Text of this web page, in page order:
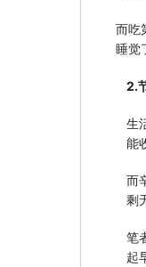
而吃
睡觉
2.
生
能
而
剩
笔
起